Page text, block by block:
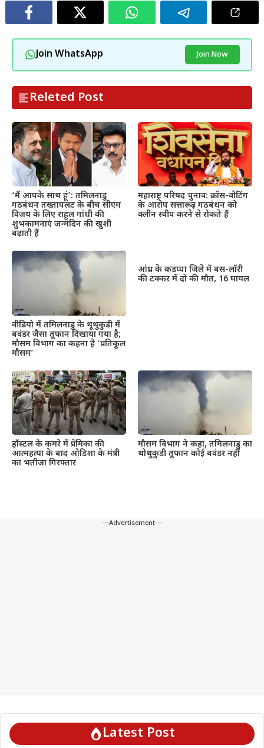
Join WhatsApp Join Now
Releted Post
‘मैं आपके साथ हूं’: तमिलनाडु
गठबंधन तख्तापलट के बीच सीएम
विजय के लिए राहुल गांधी की
शुभकामनाएं जन्मदिन की खुशी
बढ़ाती हैं
महाराष्ट्र परिषद चुनाव: क्रॉस-वोटिंग
के आरोप सत्तारूढ़ गठबंधन को
क्लीन स्वीप करने से रोकते हैं
वीडियो में तमिलनाडु के थूथुकुडी में
बवंडर जैसा तूफान दिखाया गया है;
मौसम विभाग का कहना है ‘प्रतिकूल
मौसम’
आंध्र के कडप्पा जिले में बस-लॉरी
की टक्कर में दो की मौत, 16 घायल
हॉस्टल के कमरे में प्रेमिका की
आत्महत्या के बाद ओडिशा के मंत्री
का भतीजा गिरफ्तार
मौसम विभाग ने कहा, तमिलनाडु का
थोथुकुडी तूफान कोई बवंडर नहीं
---Advertisement---
Latest Post